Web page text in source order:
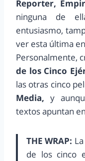
Reporter,
ninguna de
entusiasmo,
ver esta última
Personalmente,
de los Cinco
las otras cinco
Media, y
textos apuntan
THE WRAP:
de los cinco